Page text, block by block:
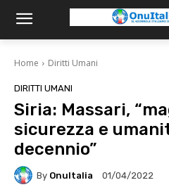
Home Diritti Umani
DIRITTI UMANI
Siria: Massari,
sicurezza e
decennio”
By OnuItalia 01/04/2022